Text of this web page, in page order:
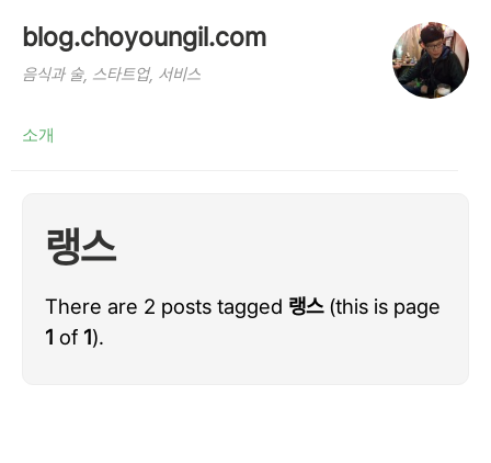
blog.choyoungil.com
음식과 술, 스타트업, 서비스
소개
랭스
There are 2 posts tagged 랭스(this is page
1 of 1).